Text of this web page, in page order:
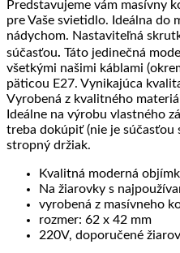
Predstavujeme vám masívny
pre Vaše svietidlo. Ideálna do
nádychom. Nastaviteľná
súčasťou. Táto jedinečná
všetkými našimi káblami
päticou E27. Vynikajúca
Vyrobená z kvalitného
Ideálne na výrobu vlastného
treba dokúpiť (nie je súčasťou
stropný držiak.
Kvalitná moderná
Na žiarovky s
vyrobená z masívneho
rozmer: 62 x 42 mm
220V, doporučené